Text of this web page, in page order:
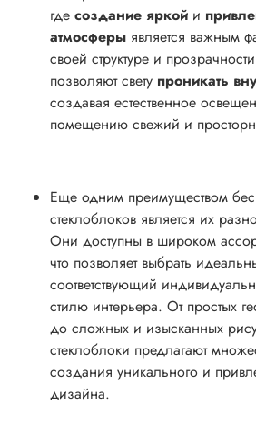
где создание яркой и
атмосферы является важным
своей структуре и
позволяют свету проникать
создавая естественное
помещению свежий и
Еще одним преимуществом
стеклоблоков является их
Они доступны в широком
что позволяет выбрать
соответствующий
стилю интерьера. От простых
до сложных и изысканных
стеклоблоки предлагают
создания уникального и
дизайна.